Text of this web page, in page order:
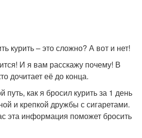
курить – это сложно? А вот и нет!
И я вам расскажу почему! В
дочитает её до конца.
путь, как я бросил курить за 1 день
и крепкой дружбы с сигаретами.
эта информация поможет бросить